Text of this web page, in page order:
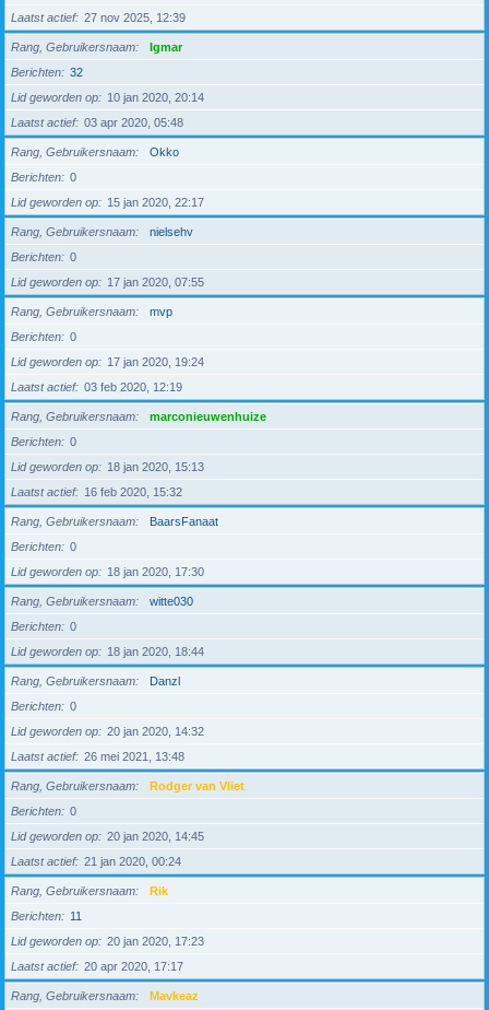
Laatst actief
27 nov 2025, 12:39
Rang, Gebruikersnaam
Igmar
Berichten
32
Lid geworden op
10 jan 2020, 20:14
Laatst actief
03 apr 2020, 05:48
Rang, Gebruikersnaam
Okko
Berichten
0
Lid geworden op
15 jan 2020, 22:17
Rang, Gebruikersnaam
nielsehv
Berichten
0
Lid geworden op
17 jan 2020, 07:55
Rang, Gebruikersnaam
mvp
Berichten
0
Lid geworden op
17 jan 2020, 19:24
Laatst actief
03 feb 2020, 12:19
Rang, Gebruikersnaam
marconieuwenhuize
Berichten
0
Lid geworden op
18 jan 2020, 15:13
Laatst actief
16 feb 2020, 15:32
Rang, Gebruikersnaam
BaarsFanaat
Berichten
0
Lid geworden op
18 jan 2020, 17:30
Rang, Gebruikersnaam
witte030
Berichten
0
Lid geworden op
18 jan 2020, 18:44
Rang, Gebruikersnaam
Danzl
Berichten
0
Lid geworden op
20 jan 2020, 14:32
Laatst actief
26 mei 2021, 13:48
Rang, Gebruikersnaam
Rodger van Vliet
Berichten
0
Lid geworden op
20 jan 2020, 14:45
Laatst actief
21 jan 2020, 00:24
Rang, Gebruikersnaam
Rik
Berichten
11
Lid geworden op
20 jan 2020, 17:23
Laatst actief
20 apr 2020, 17:17
Rang, Gebruikersnaam
Mavkeaz